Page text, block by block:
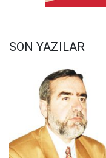
SON YAZILAR